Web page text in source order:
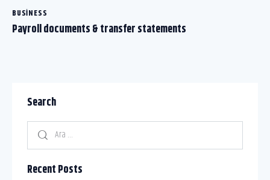
BUSINESS
Payroll documents & transfer statements
Search
Recent Posts